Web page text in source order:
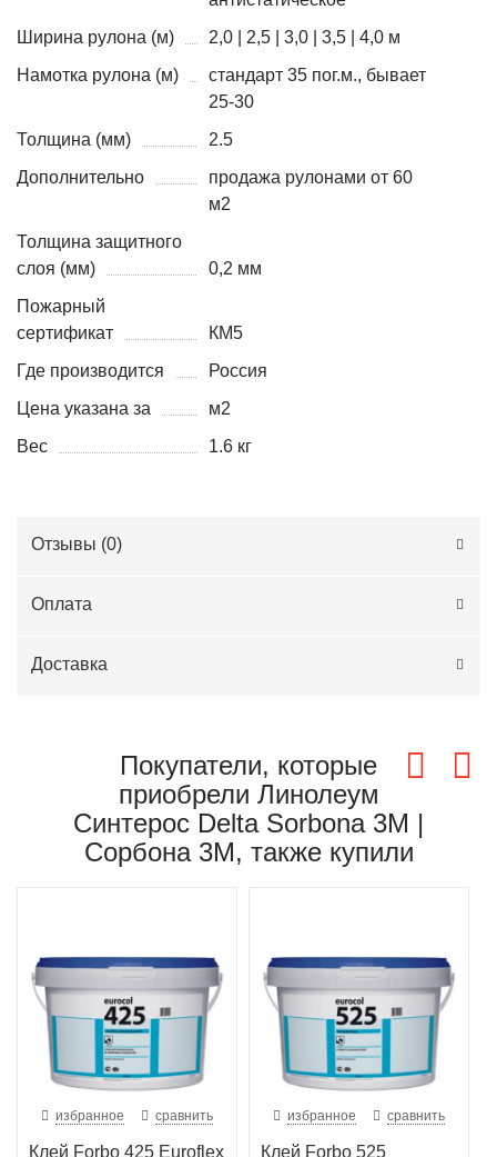
Ширина рулона (м)
2,0 | 2,5 | 3,0 | 3,5 | 4,0 м
Намотка рулона (м)
стандарт 35 пог.м., бывает
25-30
Толщина (мм)
2.5
Дополнительно
продажа рулонами от 60
м2
Толщина защитного
слоя (мм)
0,2 мм
Пожарный
сертификат
КМ5
Где производится
Россия
Цена указана за
м2
Вес
1.6 кг
Отзывы (0)
Оплата
Доставка
Покупатели, которые
приобрели Линолеум
Синтерос Delta Sorbona 3M |
Сорбона 3М, также купили
избранное сравнить
Клей Forbo 425 Euroflex
избранное сравнить
Клей Forbo 525